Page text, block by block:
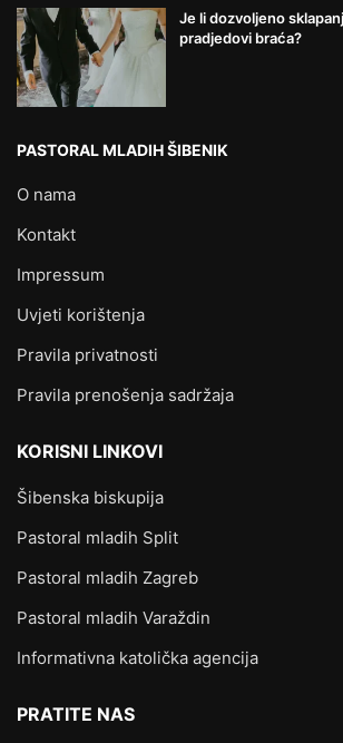
Je li dozvoljeno
pradjedovi braća?
PASTORAL MLADIH ŠIBENIK
O nama
Kontakt
Impressum
Uvjeti korištenja
Pravila privatnosti
Pravila prenošenja sadržaja
KORISNI LINKOVI
Šibenska biskupija
Pastoral mladih Split
Pastoral mladih Zagreb
Pastoral mladih Varaždin
Informativna katolička agencija
PRATITE NAS